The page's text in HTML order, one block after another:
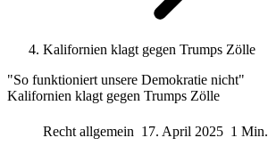
Kalifornien klagt gegen Trumps Zölle
"So funktioniert unsere Demokratie nicht"
Kalifornien klagt gegen Trumps Zölle
Recht allgemein 17. April 2025 1 Min.